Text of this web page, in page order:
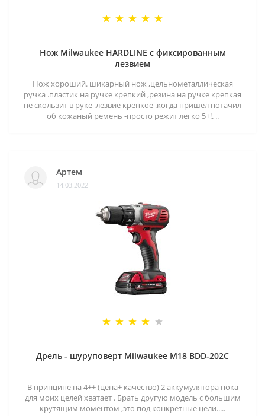
Нож Milwaukee HARDLINE с фиксированным
лезвием
Нож хороший. шикарный нож ,цельнометаллическая
ручка .пластик на ручке крепкий ,резина на ручке крепкая
не скользит в руке .лезвие крепкое .когда пришёл потачил
об кожаный ремень -просто режит легко 5+!. ..
Артем
14.03.2022
Дрель - шуруповерт Milwaukee M18 BDD-202C
В принципе на 4++ (цена+ качество) 2 аккумулятора пока
для моих целей хватает . Брать другую модель с большим
крутящим моментом ,это под конкретные цели.....